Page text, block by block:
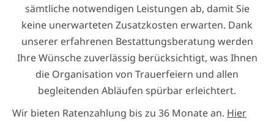
sämtliche notwendigen Leistungen ab, damit Sie
keine unerwarteten Zusatzkosten erwarten. Dank
unserer erfahrenen Bestattungsberatung werden
Ihre Wünsche zuverlässig berücksichtigt, was Ihnen
die Organisation von Trauerfeiern und allen
begleitenden Abläufen spürbar erleichtert.
Wir bieten Ratenzahlung bis zu 36 Monate an. Hier